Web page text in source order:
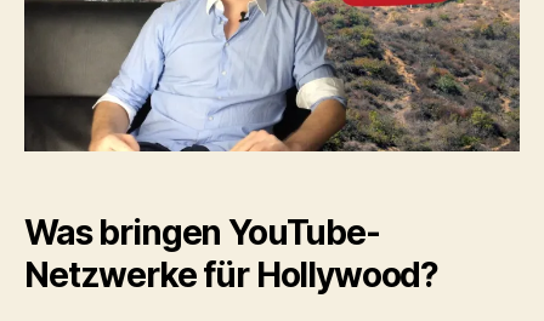
Was bringen YouTube-
Netzwerke für Hollywood?